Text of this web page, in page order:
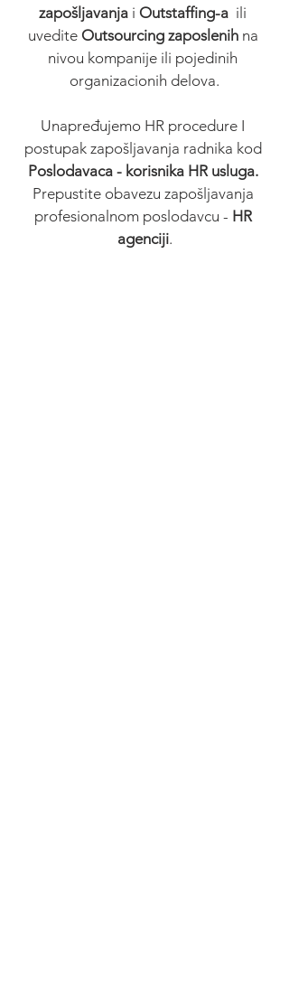
zapošljavanja i Outstaffing-a ili
uvedite Outsourcing zaposlenih na
nivou kompanije ili pojedinih
organizacionih delova.
Unapređujemo HR procedure I
postupak zapošljavanja radnika kod
Poslodavaca - korisnika HR usluga.
Prepustite obavezu zapošljavanja
profesionalnom poslodavcu - HR
agenciji.